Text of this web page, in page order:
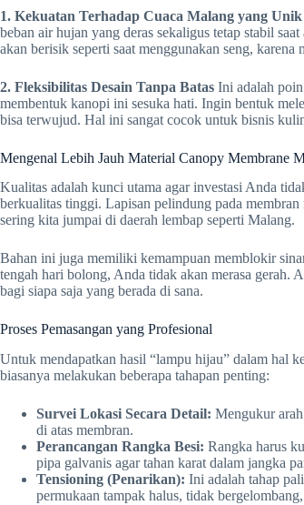
1. Kekuatan Terhadap Cuaca Malang yang Unik
beban air hujan yang deras sekaligus tetap stabil
akan berisik seperti saat menggunakan seng,
2. Fleksibilitas Desain Tanpa Batas Ini adalah
membentuk kanopi ini sesuka hati. Ingin bentuk
bisa terwujud. Hal ini sangat cocok untuk bisnis
Mengenal Lebih Jauh Material Canopy Membrane
Kualitas adalah kunci utama agar investasi Anda
berkualitas tinggi. Lapisan pelindung pada
sering kita jumpai di daerah lembap seperti Malang.
Bahan ini juga memiliki kemampuan memblokir
tengah hari bolong, Anda tidak akan merasa gerah.
bagi siapa saja yang berada di sana.
Proses Pemasangan yang Profesional
Untuk mendapatkan hasil “lampu hijau” dalam hal
biasanya melakukan beberapa tahapan penting:
Survei Lokasi Secara Detail: Mengukur
di atas membran.
Perancangan Rangka Besi: Rangka harus
pipa galvanis agar tahan karat dalam jangka
Tensioning (Penarikan): Ini adalah tahap
permukaan tampak halus, tidak